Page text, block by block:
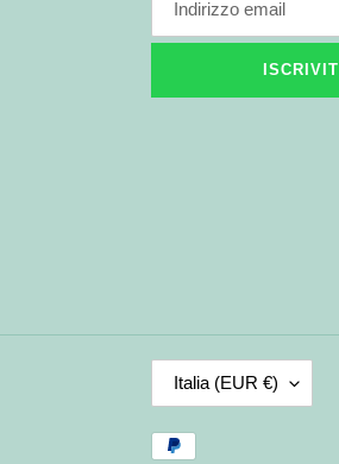
ISCRIVITI
A
E
S
Italia (EUR €)
Metodi